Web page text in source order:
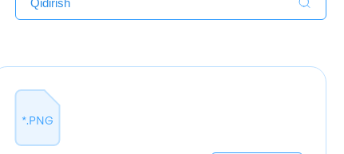
*.PNG